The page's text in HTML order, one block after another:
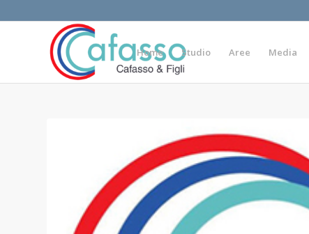
Home Studio Aree Media